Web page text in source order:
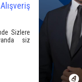
Sizlere
siz